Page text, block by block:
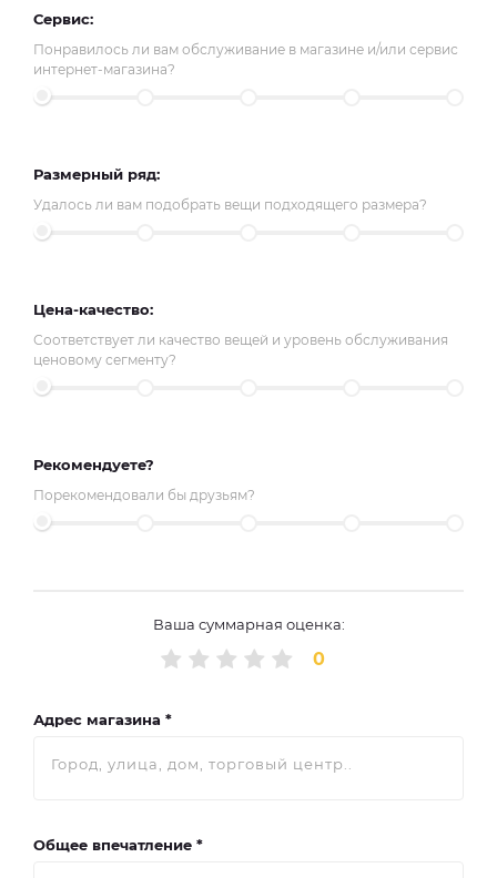
Сервис:
Понравилось ли вам обслуживание в магазине и/или сервис
интернет-магазина?
Размерный ряд:
Удалось ли вам подобрать вещи подходящего размера?
Цена-качество:
Соответствует ли качество вещей и уровень обслуживания
ценовому сегменту?
Рекомендуете?
Порекомендовали бы друзьям?
Ваша суммарная оценка:
0
Адрес магазина *
Общее впечатление *